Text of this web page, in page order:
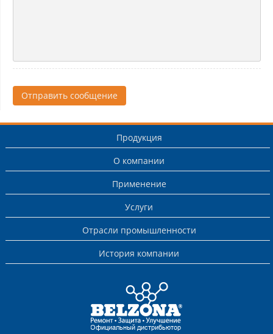
Отправить сообщение
Продукция
О компании
Применение
Услуги
Отрасли промышленности
История компании